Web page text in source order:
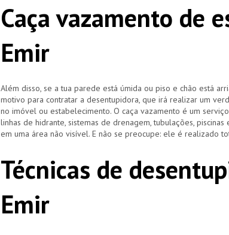
Caça vazamento de
Emir
Além disso, se a tua parede está úmida ou piso e chão está
motivo para contratar a desentupidora, que irá realizar um
no imóvel ou estabelecimento. O caça vazamento é um
linhas de hidrante, sistemas de drenagem, tubulações,
em uma área não visível. E não se preocupe: ele é realizado
Técnicas de
Emir